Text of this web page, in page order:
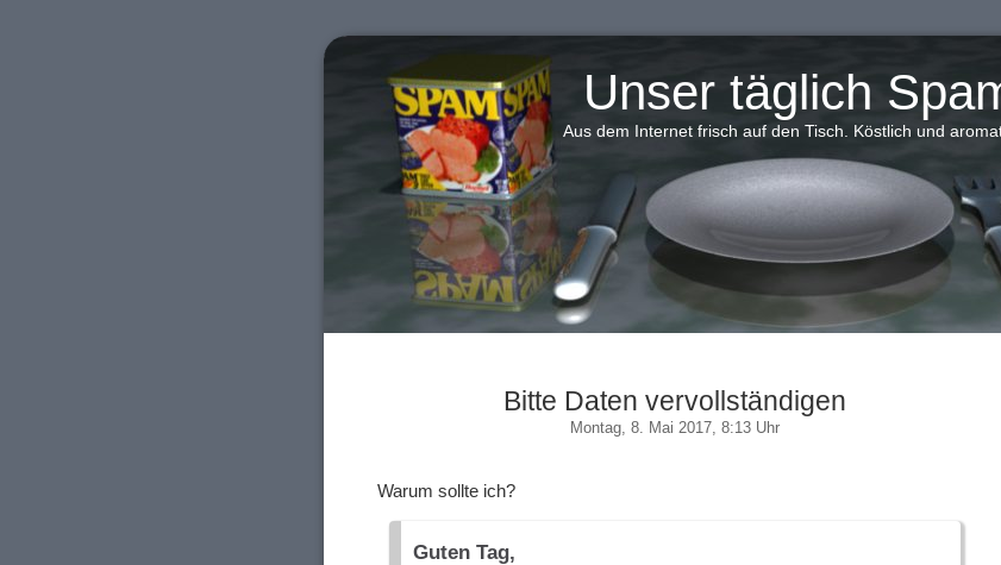
Unser täglich
Aus dem Internet frisch auf den Tisch. Köstlich und
Bitte Daten vervollständigen
Montag, 8. Mai 2017, 8:13 Uhr
Warum sollte ich?
Guten Tag,